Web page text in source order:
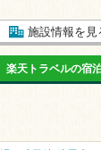
施設情報を見
楽天トラベルの宿